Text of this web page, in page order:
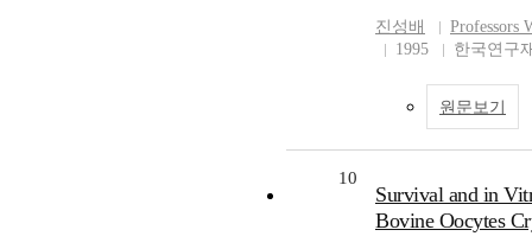
진성배
Professors
1995
한국연구
원문보기
10
Survival and in
Bovine Oocytes